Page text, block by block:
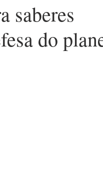
saberes
do